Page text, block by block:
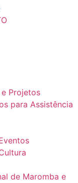
Projetos
para Assistência
de Maromba e